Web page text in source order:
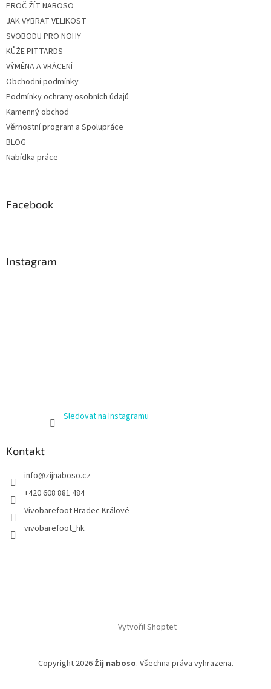
PROČ ŽÍT NABOSO
JAK VYBRAT VELIKOST
SVOBODU PRO NOHY
KŮŽE PITTARDS
VÝMĚNA A VRÁCENÍ
Obchodní podmínky
Podmínky ochrany osobních údajů
Kamenný obchod
Věrnostní program a Spolupráce
BLOG
Nabídka práce
Facebook
Instagram
Sledovat na Instagramu
Kontakt
info@zijnaboso.cz
+420 608 881 484
Vivobarefoot Hradec Králové
vivobarefoot_hk
Vytvořil Shoptet
Copyright 2026 Žij naboso. Všechna práva vyhrazena.